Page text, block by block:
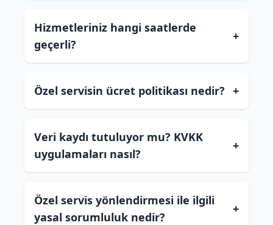
Hizmetleriniz hangi saatlerde
geçerli?
+
Özel servisin ücret politikası nedir? +
Veri kaydı tutuluyor mu? KVKK
uygulamaları nasıl?
+
Özel servis yönlendirmesi ile ilgili
yasal sorumluluk nedir?
+